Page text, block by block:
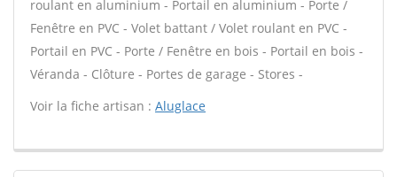
roulant en aluminium - Portail en aluminium - Porte /
Fenêtre en PVC - Volet battant / Volet roulant en PVC -
Portail en PVC - Porte / Fenêtre en bois - Portail en bois -
Véranda - Clôture - Portes de garage - Stores -
Voir la fiche artisan : Aluglace